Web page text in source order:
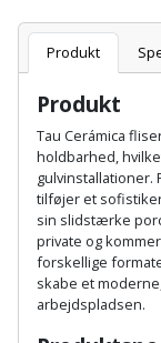
Murpap
murfolie
Mursten
Plastlister
Radonsikring
Rumdeler
Kridtsnor
Lærlingesæt
Landmålerstok
Løfteudstyr
Målebånd
Fedtsprøjte
Flisevibrator
Føringsskinne
Vinduesvasker
Garderobe
opbevaring
Gavekort
Grill
Gummibåd
og
kajak
Havemøbler
Produkt
Produkt
Tau Cerámica
holdbarhed,
gulvinstallationer.
tilføjer et
sin slidstærke
private og
forskellige
skabe et
arbejdspladsen.